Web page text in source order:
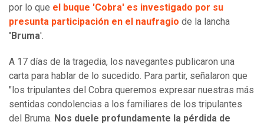
por lo que el buque 'Cobra' es investigado por su
presunta participación en el naufragio de la lancha
'Bruma'.
A 17 días de la tragedia, los navegantes publicaron una
carta para hablar de lo sucedido. Para partir, señalaron que
"los tripulantes del Cobra queremos expresar nuestras más
sentidas condolencias a los familiares de los tripulantes
del Bruma. Nos duele profundamente la pérdida de